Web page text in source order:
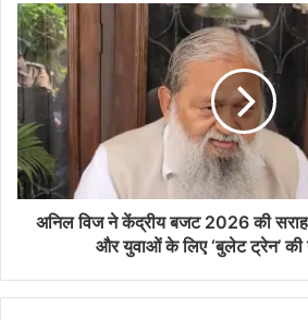
अनिल विज ने केंद्रीय बजट 2026 की
और युवाओं के लिए ‘बुलेट ट्रेन’ की